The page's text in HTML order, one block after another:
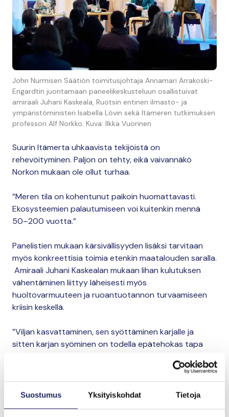
Suostumus Yksityiskohdat Tietoja
John Nurmisen Säätiön toimitusjohtaja Annamari Arrakoski-
Engardtin juontamaan paneelikeskusteluun osallistuivat
amiraali Juhani Kaskeala, Ruotsin entinen ilmasto- ja
ympäristöministeri Isabella Lövin sekä Itämeren tutkimuksen
professori Alf Norkko. Kuva: Ilkka Vuorinen
Suurin Itämerta uhkaavista tekijöistä on
rehevöityminen. Paljon on tehty, eikä vaivannäkö
Norkon mukaan ole ollut turhaa.
”Meren tila on kohentunut paikoin huomattavasti.
Ekosysteemien palautumiseen voi kuitenkin mennä
50–200 vuotta.”
Panelistien mukaan kärsivällisyyden lisäksi tarvitaan
myös konkreettisia toimia etenkin maatalouden saralla.
Amiraali Juhani Kaskealan mukaan lihan kulutuksen
vähentäminen liittyy läheisesti myös
huoltovarmuuteen ja ruoantuotannon turvaamiseen
kriisin keskellä.
”Viljan kasvattaminen, sen syöttäminen karjalle ja
sitten karjan syöminen on todella epätehokas tapa
Luonto-Liiton Itämeri-lähettiläsHelmi Suvisaarikysyi
panelisteilta, miten lapset ja nuoret otetaan huomioon